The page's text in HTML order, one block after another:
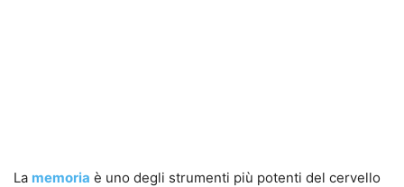
La memoria è uno degli strumenti più potenti del cervello